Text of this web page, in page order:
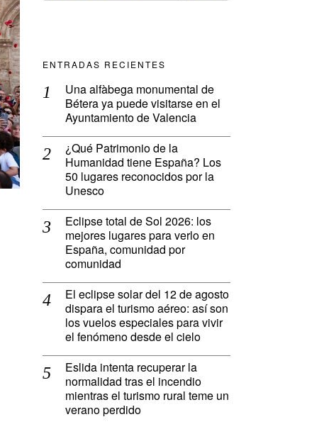
ENTRADAS RECIENTES
Una alfàbega monumental de
Bétera ya puede visitarse en el
Ayuntamiento de Valencia
¿Qué Patrimonio de la
Humanidad tiene España? Los
50 lugares reconocidos por la
Unesco
Eclipse total de Sol 2026: los
mejores lugares para verlo en
España, comunidad por
comunidad
El eclipse solar del 12 de agosto
dispara el turismo aéreo: así son
los vuelos especiales para vivir
el fenómeno desde el cielo
Eslida intenta recuperar la
normalidad tras el incendio
mientras el turismo rural teme un
verano perdido